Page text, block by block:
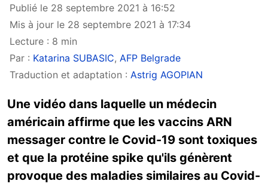
Publié le 28 septembre 2021 à 16:52
Mis à jour le 28 septembre 2021 à 17:34
Lecture : 8 min
Par : Katarina SUBASIC, AFP Belgrade
Traduction et adaptation : Astrig AGOPIAN
Une vidéo dans laquelle un médecin
américain affirme que les vaccins ARN
messager contre le Covid-19 sont toxiques
et que la protéine spike qu'ils génèrent
provoque des maladies similaires au Covid-